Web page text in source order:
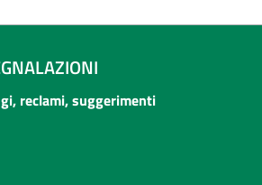
reclami, suggerimenti